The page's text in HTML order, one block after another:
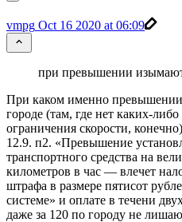
vmpg Oct 16 2020 at 06:09
при превышении
При каком именно
городе (там, где нет каких-
ограничения скорости,
12.9. п2. «Превышение
транспортного средства на
километров в час — влечет
штрафа в размере пятисот
системе» и оплате в течени
даже за 120 по городу не